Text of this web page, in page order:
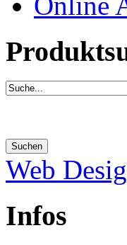
Web
Infos